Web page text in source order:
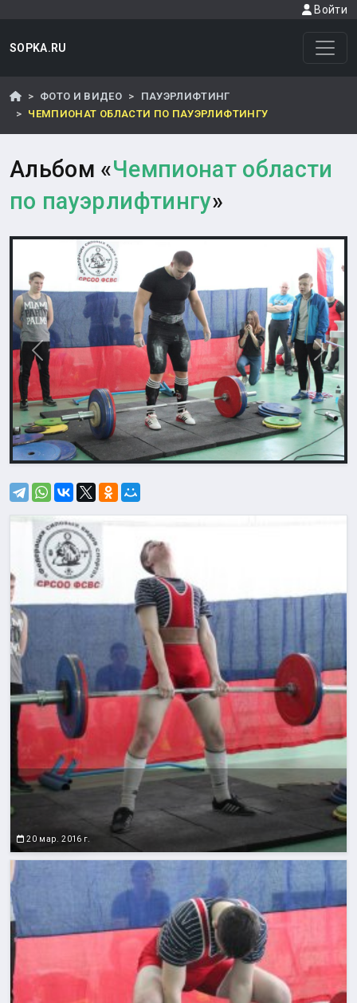
Войти
SOPKA.RU
ФОТО И ВИДЕО
ПАУЭРЛИФТИНГ
ЧЕМПИОНАТ ОБЛАСТИ ПО ПАУЭРЛИФТИНГУ
Альбом «Чемпионат области
по пауэрлифтингу»
Назад
20 мар. 2016 г.